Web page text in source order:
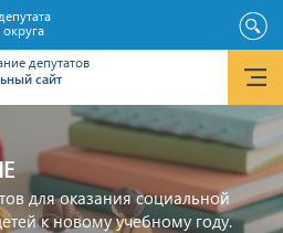
депутатов
сайт
округа
для оказания социальной
к новому учебному году.